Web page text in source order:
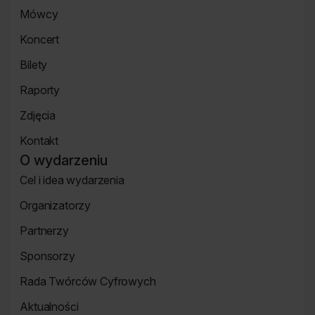
główna
Mówcy
mówcy
Koncert
Bilety
Bilety
Raporty
Zdjęcia
Kontakt
Strona
Kontakt
O wydarzeniu
Cel i idea wydarzenia
o
Organizatorzy
Organizatorzy
Partnerzy
Partnerzy
Sponsorzy
Sponsorzy
Rada Twórców Cyfrowych
Twórców
Aktualności